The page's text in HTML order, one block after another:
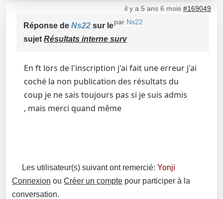
il y a 5 ans 6 mois #169049
par Ns22
Réponse de Ns22 sur le
sujet Résultats interne surv
En ft lors de l'inscription j'ai fait une erreur j'ai
coché la non publication des résultats du
coup je ne sais toujours pas si je suis admis
, mais merci quand même
Les utilisateur(s) suivant ont remercié: Yonji
Connexion ou Créer un compte pour participer à la
conversation.